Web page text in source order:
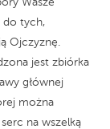
Wasze
do tych,
Ojczyznę.
jest zbiórka
głównej
można
na wszelką